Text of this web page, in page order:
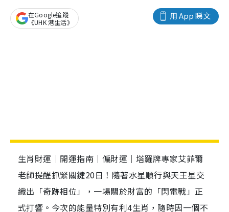
用 App 睇文
在Google追蹤
《UHK 港生活》
生肖財運｜開運指南｜偏財運｜塔羅牌專家艾菲爾
老師提醒抓緊關鍵20日！隨著水星順行與天王星交
織出「奇跡相位」，一場關於財富的「閃電戰」正
式打響。今次的能量特別有利4生肖，隨時因一個不